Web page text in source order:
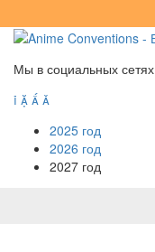
Мы в социальных сетях
   
2025 год
2026 год
2027 год